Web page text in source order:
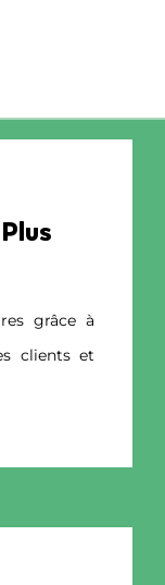
grâce à
clients et